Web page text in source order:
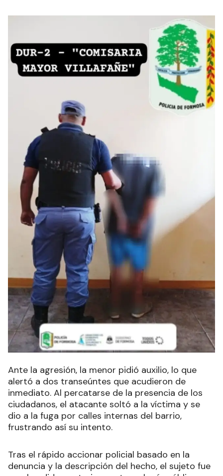
Ante la agresión, la menor pidió auxilio, lo que
alertó a dos transeúntes que acudieron de
inmediato. Al percatarse de la presencia de los
ciudadanos, el atacante soltó a la víctima y se
dio a la fuga por calles internas del barrio,
frustrando así su intento.
Tras el rápido accionar policial basado en la
denuncia y la descripción del hecho, el sujeto fue